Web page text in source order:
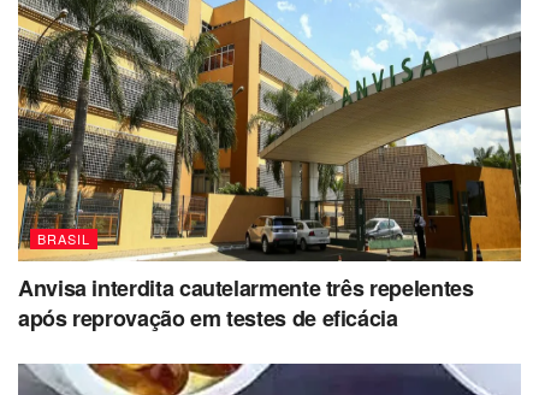
BRASIL
Anvisa interdita cautelarmente três repelentes
após reprovação em testes de eficácia